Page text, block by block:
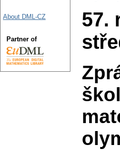
57.
About DML-CZ
Partner of